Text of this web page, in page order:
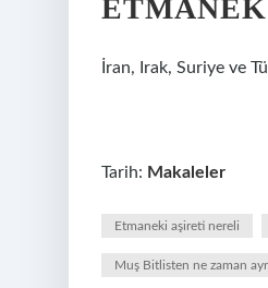
İran, Irak, Suriye ve
Tarih: Makaleler
Etmaneki aşireti nereli
Muş Bitlisten ne zaman